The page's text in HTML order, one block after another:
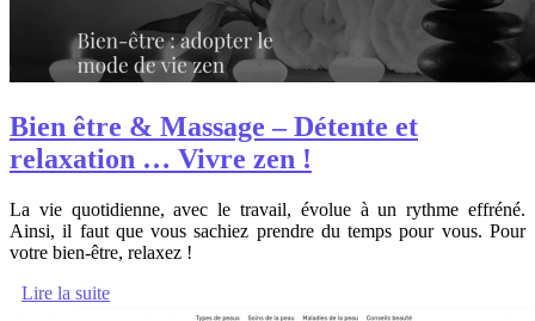
Bien être & Massage – Détente et
relaxation … Vivre zen !
La vie quotidienne, avec le travail, évolue à un rythme effréné.
Ainsi, il faut que vous sachiez prendre du temps pour vous. Pour
votre bien-être, relaxez !
Lire la suite